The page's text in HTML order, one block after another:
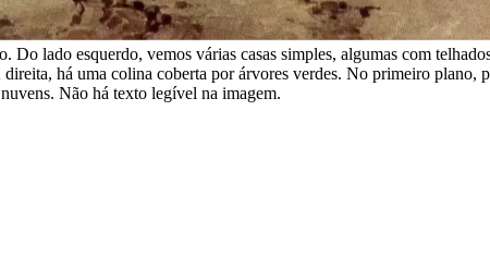
lado esquerdo, vemos várias casas simples, algumas com
há uma colina coberta por árvores verdes. No primeiro plano,
Não há texto legível na imagem.